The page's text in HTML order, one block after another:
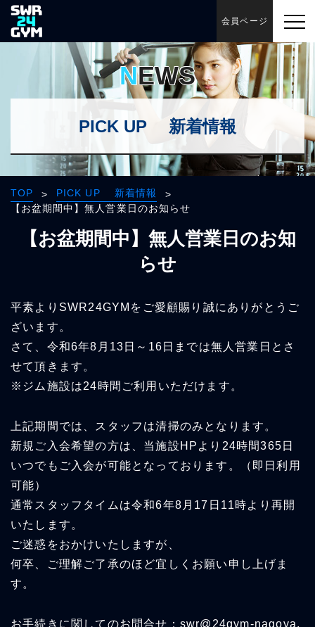
会員ページ
NEWS
PICK UP 新着情報
TOP > PICK UP 新着情報
>
【お盆期間中】無人営業日のお知らせ
【お盆期間中】無人営業日のお知
らせ
平素よりSWR24GYMをご愛顧賜り誠にありがとうご
ざいます。
さて、令和6年8月13日～16日までは無人営業日とさ
せて頂きます。
※ジム施設は24時間ご利用いただけます。
上記期間では、スタッフは清掃のみとなります。
新規ご入会希望の方は、当施設HPより24時間365日
いつでもご入会が可能となっております。（即日利用
可能）
通常スタッフタイムは令和6年8月17日11時より再開
いたします。
ご迷惑をおかけいたしますが、
何卒、ご理解ご了承のほど宜しくお願い申し上げま
す。
お手続きに関してのお問合せ：swr@24gym-nagoya.